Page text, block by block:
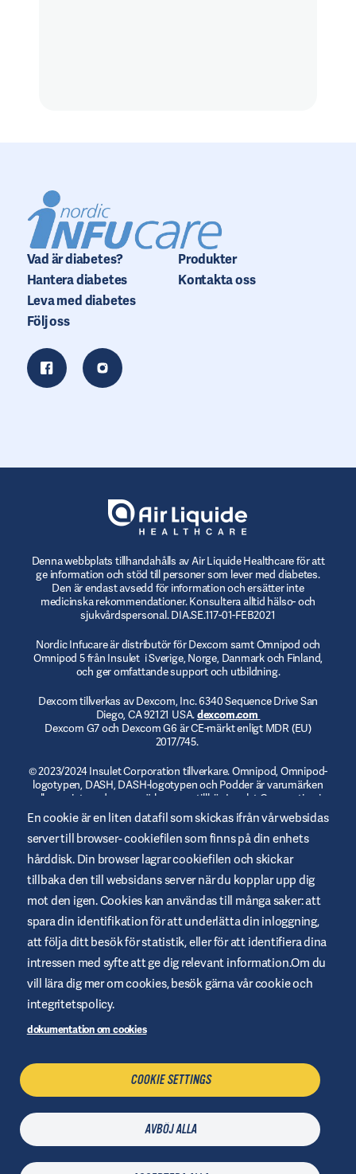
Vad är diabetes?
Hantera diabetes
Leva med diabetes
Produkter
Kontakta oss
Följ oss
Denna webbplats tillhandahålls av Air Liquide Healthcare för att
ge information och stöd till personer som lever med diabetes.
Den är endast avsedd för information och ersätter inte
medicinska rekommendationer. Konsultera alltid hälso- och
sjukvårdspersonal. DIA.SE.117-01-FEB2021
Nordic Infucare är distributör för Dexcom samt Omnipod och
Omnipod 5 från Insulet i Sverige, Norge, Danmark och Finland,
och ger omfattande support och utbildning.
Dexcom tillverkas av Dexcom, Inc. 6340 Sequence Drive San
Diego, CA 92121 USA.dexcom.com
Dexcom G7 och Dexcom G6 är CE-märkt enligt MDR (EU)
2017/745.
© 2023/2024 Insulet Corporation tillverkare. Omnipod, Omnipod-
logotypen, DASH, DASH-logotypen och Podder är varumärken
eller registrerade varumärken som tillhör Insulet Corporation i
USA och andra jurisdiktioner.myomnipod.com . Omnipod DASH
och Omnipod 5 är CE-märkta enligt MDR (EU) 2017/745.
Allmänna Användarvillkor
Integritetspolicy
Cookies
Ansvarig utgivare
En cookie är en liten datafil som skickas ifrån vår websidas
server till browser- cookiefilen som finns på din enhets
hårddisk. Din browser lagrar cookiefilen och skickar
tillbaka den till websidans server när du kopplar upp dig
mot den igen. Cookies kan användas till många saker: att
spara din identifikation för att underlätta din inloggning,
att följa ditt besök för statistik, eller för att identifiera dina
intressen med syfte att ge dig relevant information.Om du
vill lära dig mer om cookies, besök gärna vår cookie och
integritetspolicy.
dokumentation om cookies
COOKIE SETTINGS
AVBÖJ ALLA